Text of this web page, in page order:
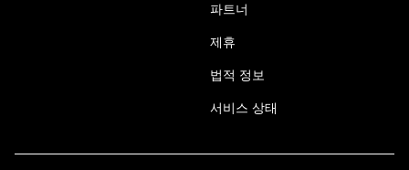
파트너
제휴
법적 정보
서비스 상태